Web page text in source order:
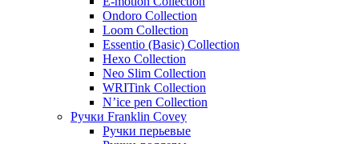
Ondoro Collection
Loom Collection
Essentio (Basic) Collection
Hexo Collection
Neo Slim Collection
WRITink Collection
N’ice pen Collection
Ручки Franklin Covey
Ручки перьевые